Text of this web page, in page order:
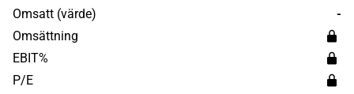
verksamheten är att utveckla, konstruera, äga och driva
förnybara energitillgångar. Störst verksamhet återfinns
inom Europa.
Omsatt (värde)
-
Omsättning
EBIT%
P/E